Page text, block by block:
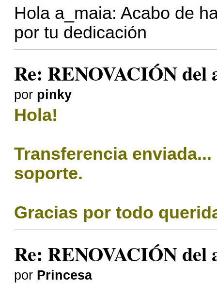
Hola a_maia: Acabo de
por tu dedicación
Re: RENOVACIÓN del
por pinky
Hola!
Transferencia
soporte.
Gracias por todo
Re: RENOVACIÓN del
por Princesa